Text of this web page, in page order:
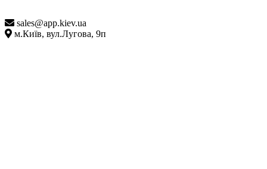
sales@app.kiev.ua
м.Київ, вул.Лугова, 9п